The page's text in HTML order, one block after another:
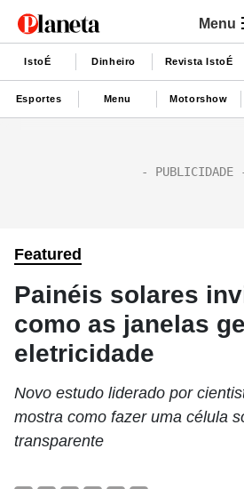
Menu
IstoÉ Dinheiro Revista IstoÉ
Esportes Menu Motorshow
Featured
Painéis solares
como as janelas
eletricidade
Novo estudo liderado por
mostra como fazer uma célula
transparente